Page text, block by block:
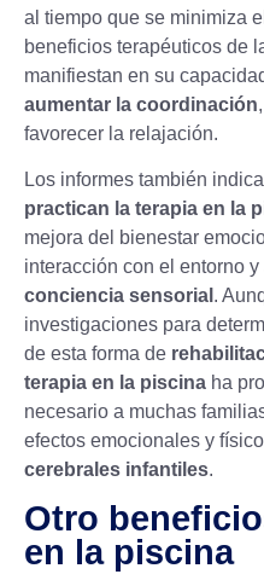
al tiempo que se minimiza el
beneficios terapéuticos de
manifiestan en su
aumentar la coordinación
favorecer la relajación.
Los informes también
practican la terapia en la
mejora del bienestar
interacción con el entorno
conciencia sensorial .
investigaciones para
de esta forma de
terapia en la piscina ha
necesario a muchas
efectos emocionales y
cerebrales infantiles.
Otro
en la piscina